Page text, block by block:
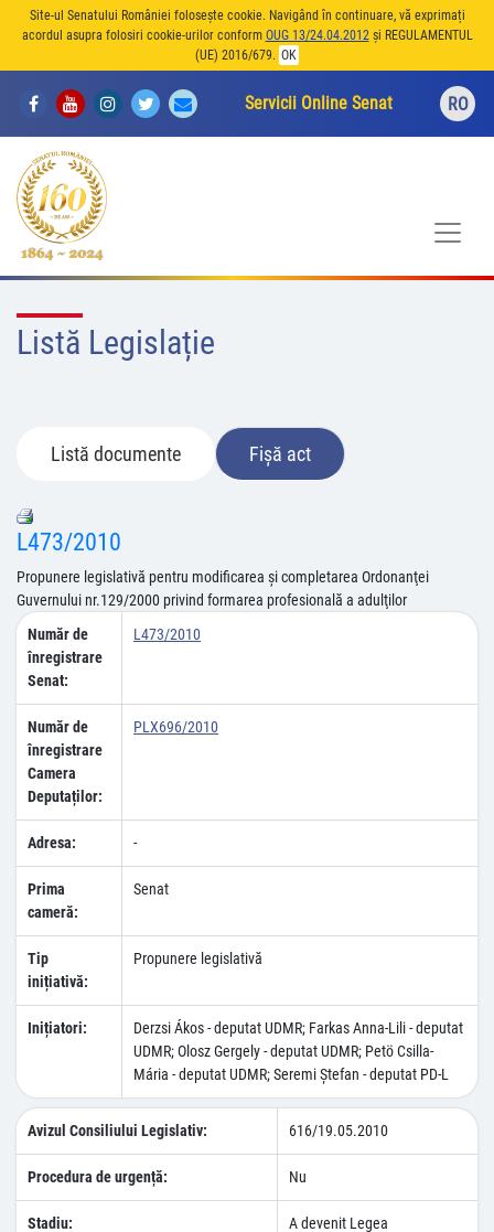
Site-ul Senatului României folosește cookie. Navigând în continuare, vă exprimați
acordul asupra folosiri cookie-urilor conform OUG 13/24.04.2012și REGULAMENTUL
(UE) 2016/679. OK
Servicii Online Senat RO
Listă Legislație
Listă documente Fișă act
L473/2010
Propunere legislativă pentru modificarea şi completarea Ordonanţei
Guvernului nr.129/2000 privind formarea profesională a adulţilor
Număr de
înregistrare
Senat:
L473/2010
Număr de
înregistrare
Camera
Deputaților:
PLX696/2010
Adresa: -
Prima
cameră:
Senat
Tip
inițiativă:
Propunere legislativă
Inițiatori:
Derzsi Ákos - deputat UDMR; Farkas Anna-Lili - deputat
UDMR; Olosz Gergely - deputat UDMR; Petö Csilla-
Mária - deputat UDMR; Seremi Ştefan - deputat PD-L
Avizul Consiliului Legislativ: 616/19.05.2010
Procedura de urgență: Nu
Stadiu:
A devenit Legea